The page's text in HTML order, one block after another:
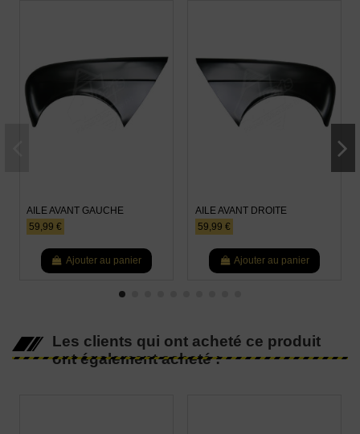
AILE AVANT GAUCHE
59,99 €
Ajouter au panier
AILE AVANT DROITE
59,99 €
Ajouter au panier
Les clients qui ont acheté ce produit
ont également acheté :